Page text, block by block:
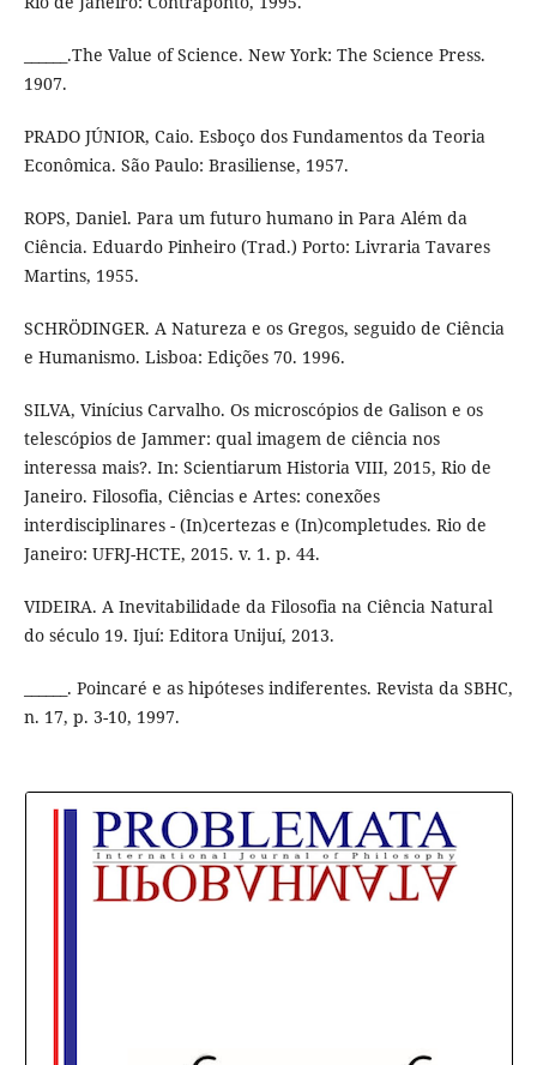
______.The Value of Science. New York: The Science Press.
1907.
PRADO JÚNIOR, Caio. Esboço dos Fundamentos da Teoria
Econômica. São Paulo: Brasiliense, 1957.
ROPS, Daniel. Para um futuro humano in Para Além da
Ciência. Eduardo Pinheiro (Trad.) Porto: Livraria Tavares
Martins, 1955.
SCHRÖDINGER. A Natureza e os Gregos, seguido de Ciência
e Humanismo. Lisboa: Edições 70. 1996.
SILVA, Vinícius Carvalho. Os microscópios de Galison e os
telescópios de Jammer: qual imagem de ciência nos
interessa mais?. In: Scientiarum Historia VIII, 2015, Rio de
Janeiro. Filosofia, Ciências e Artes: conexões
interdisciplinares - (In)certezas e (In)completudes. Rio de
Janeiro: UFRJ-HCTE, 2015. v. 1. p. 44.
VIDEIRA. A Inevitabilidade da Filosofia na Ciência Natural
do século 19. Ijuí: Editora Unijuí, 2013.
______. Poincaré e as hipóteses indiferentes. Revista da SBHC,
n. 17, p. 3-10, 1997.